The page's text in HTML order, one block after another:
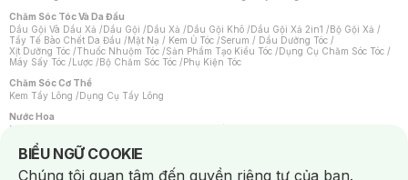
Chăm Sóc Tóc Và Da Đầu
Dầu Gội Và Dầu Xả /Dầu Gội /Dầu Xả /Dầu Gội Khô /Dầu Gội Xả 2in1 /Bộ Gội Xả /
Tẩy Tế Bào Chết Da Đầu /Mặt Nạ / Kem Ủ Tóc /Serum / Dầu Dưỡng Tóc /
Xịt Dưỡng Tóc /Thuốc Nhuộm Tóc /Sản Phẩm Tạo Kiểu Tóc /Dụng Cụ Chăm Sóc Tóc /
Máy Sấy Tóc /Lược /Bộ Chăm Sóc Tóc /Phụ Kiện Tóc
Chăm Sóc Cơ Thể
Kem Tẩy Lông /Dụng Cụ Tẩy Lông
Nước Hoa
Nước Hoa Nữ
Chăm Sóc Cá Nhân
Chống Muỗi /Khẩu Trang /Máy Massage/Mặt Nạ Xông Hơi /Nước Rửa Tay/
BIỂU NGỮ COOKIE
Notice about cookies usage
Chúng tôi quan tâm đến quyền riêng tư của bạn.